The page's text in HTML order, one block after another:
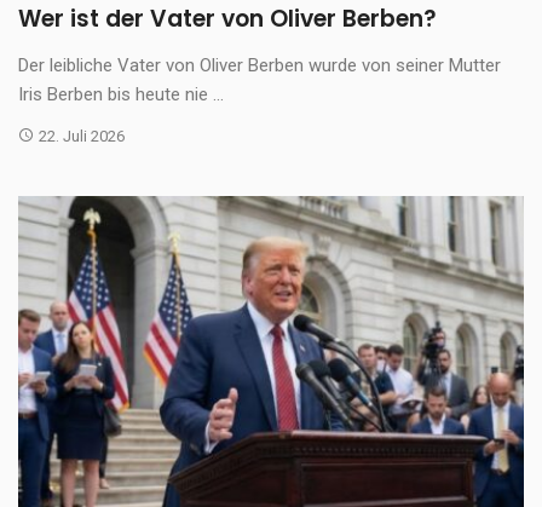
Wer ist der Vater von Oliver Berben?
Der leibliche Vater von Oliver Berben wurde von seiner Mutter
Iris Berben bis heute nie ...
22. Juli 2026